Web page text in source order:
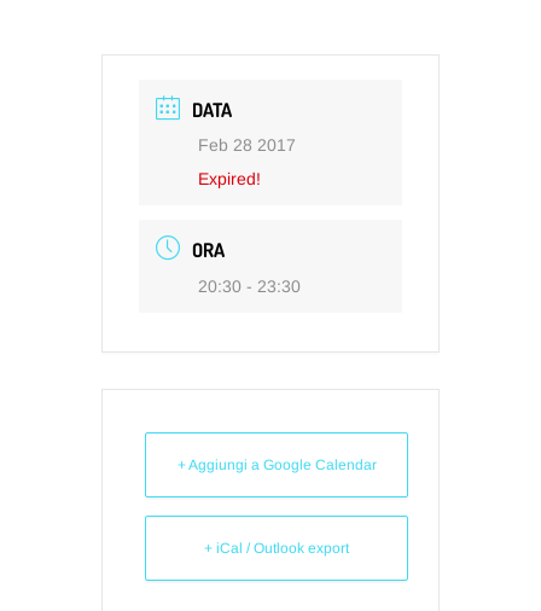
DATA
Feb 28 2017
Expired!
ORA
20:30 - 23:30
+ Aggiungi a Google Calendar
+ iCal / Outlook export